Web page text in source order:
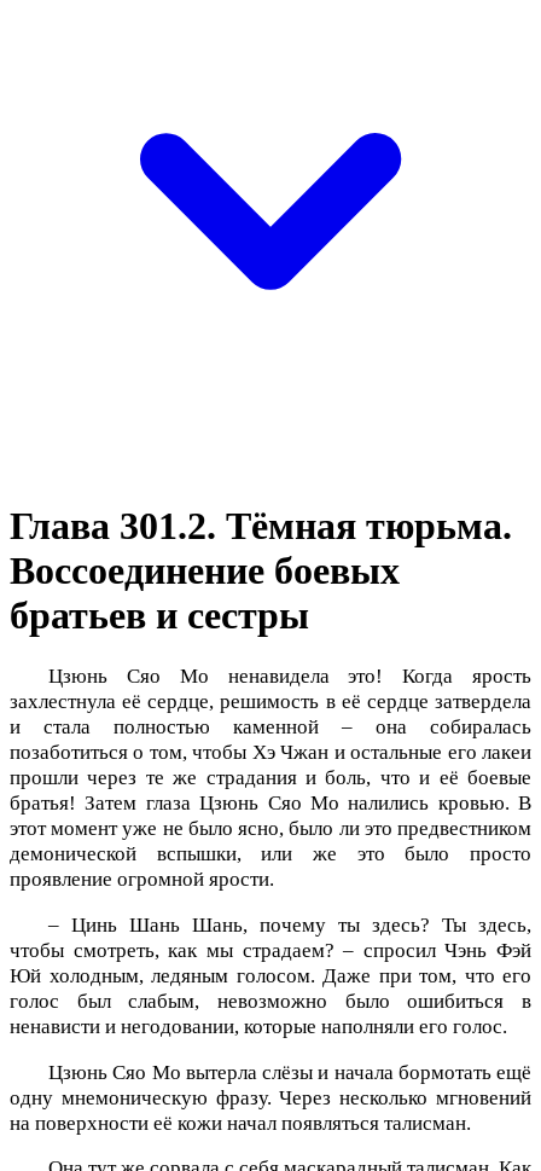
Глава 301.2. Тёмная тюрьма.
Воссоединение боевых
братьев и сестры
Цзюнь Сяо Мо ненавидела это! Когда ярость
захлестнула её сердце, решимость в её сердце затвердела
и стала полностью каменной – она собиралась
позаботиться о том, чтобы Хэ Чжан и остальные его лакеи
прошли через те же страдания и боль, что и её боевые
братья! Затем глаза Цзюнь Сяо Мо налились кровью. В
этот момент уже не было ясно, было ли это предвестником
демонической вспышки, или же это было просто
проявление огромной ярости.
– Цинь Шань Шань, почему ты здесь? Ты здесь,
чтобы смотреть, как мы страдаем? – спросил Чэнь Фэй
Юй холодным, ледяным голосом. Даже при том, что его
голос был слабым, невозможно было ошибиться в
ненависти и негодовании, которые наполняли его голос.
Цзюнь Сяо Мо вытерла слёзы и начала бормотать ещё
одну мнемоническую фразу. Через несколько мгновений
на поверхности её кожи начал появляться талисман.